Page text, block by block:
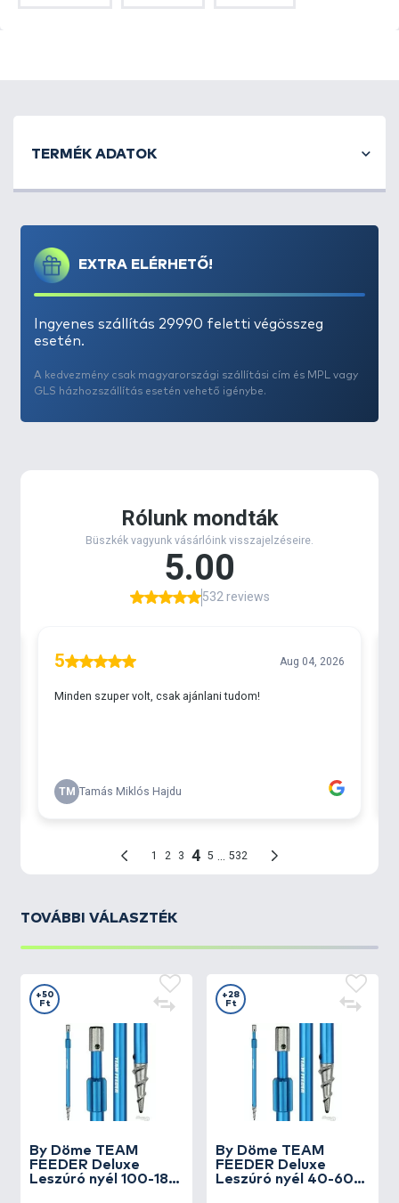
EXTRA ELÉRHETŐ!
Ingyenes szállítás 29990 feletti végösszeg
esetén.
A kedvezmény csak magyarországi szállítási cím és MPL vagy
GLS házhozszállítás esetén vehető igénybe.
TOVÁBBI VÁLASZTÉK
By Döme TEAM
FEEDER Deluxe
Leszúró nyél 100-180
+50
Ft
By Döme TEAM
FEEDER Deluxe
Leszúró nyél 40-60
+28
Ft
TERMÉK ADATOK